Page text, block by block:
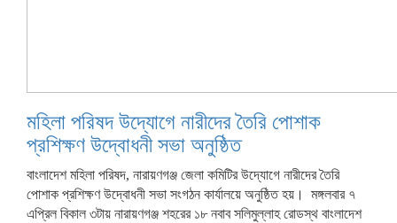
মহিলা পরিষদ উদ্যোগে নারীদের তৈরি পোশাক
প্রশিক্ষণ উদ্বোধনী সভা অনুষ্ঠিত
বাংলাদেশ মহিলা পরিষদ, নারায়ণগঞ্জ জেলা কমিটির উদ্যোগে নারীদের তৈরি
পোশাক প্রশিক্ষণ উদ্বোধনী সভা সংগঠন কার্যালয়ে অনুষ্ঠিত হয়। মঙ্গলবার ৭
এপ্রিল বিকাল ৩টায় নারায়ণগঞ্জ শহরের ১৮ নবাব সলিমুল্লাহ রোডস্থ বাংলাদেশ